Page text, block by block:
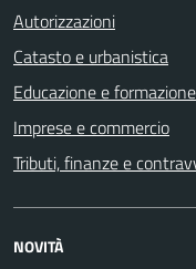
Autorizzazioni
Catasto e urbanistica
Educazione e formazione
Imprese e commercio
Tributi, finanze e
NOVITÀ